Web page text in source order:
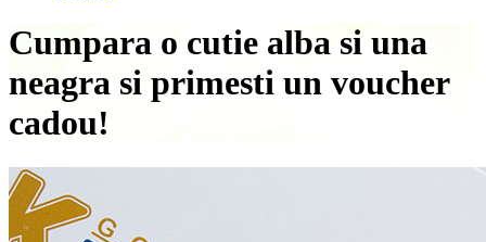
Cumpara o cutie alba si una
neagra si primesti un voucher
cadou!